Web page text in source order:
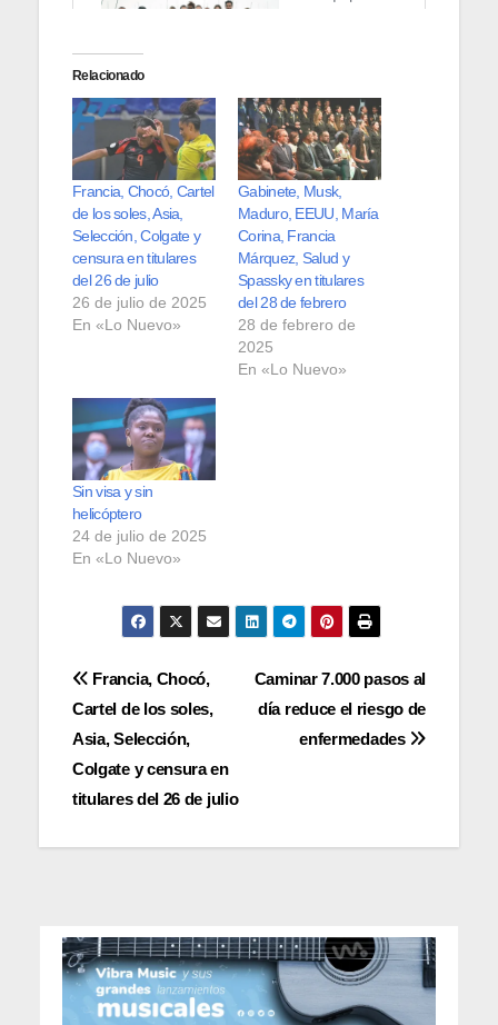
Relacionado
Francia, Chocó, Cartel
de los soles, Asia,
Selección, Colgate y
censura en titulares
del 26 de julio
26 de julio de 2025
En «Lo Nuevo»
Gabinete, Musk,
Maduro, EEUU, María
Corina, Francia
Márquez, Salud y
Spassky en titulares
del 28 de febrero
28 de febrero de
2025
En «Lo Nuevo»
Sin visa y sin
helicóptero
24 de julio de 2025
En «Lo Nuevo»
Navegación
de
entradas
Caminar 7.000 pasos al
día reduce el riesgo de
enfermedades
Francia, Chocó,
Cartel de los soles,
Asia, Selección,
Colgate y censura en
titulares del 26 de julio